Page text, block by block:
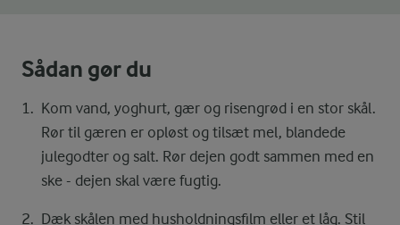
Sådan gør du
Kom vand, yoghurt, gær og risengrød i en stor skål.
Rør til gæren er opløst og tilsæt mel, blandede
julegodter og salt. Rør dejen godt sammen med en
ske - dejen skal være fugtig.
Dæk skålen med husholdningsfilm eller et låg. Stil